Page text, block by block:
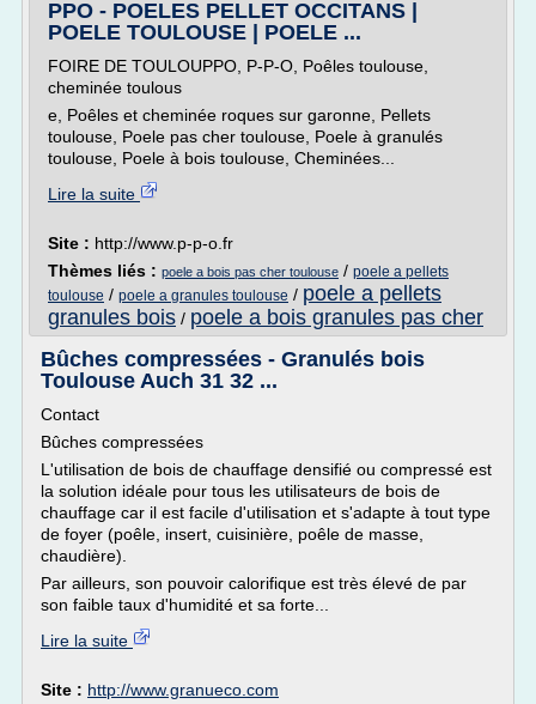
PPO - POELES PELLET OCCITANS |
POELE TOULOUSE | POELE ...
FOIRE DE TOULOUPPO, P-P-O, Poêles toulouse,
cheminée toulous
e, Poêles et cheminée roques sur garonne, Pellets
toulouse, Poele pas cher toulouse, Poele à granulés
toulouse, Poele à bois toulouse, Cheminées...
Lire la suite
Site : http://www.p-p-o.fr
Thèmes liés : poele a bois pas cher toulouse / poele a pellets
toulouse / poele a granules toulouse / poele a pellets
granules bois / poele a bois granules pas cher
Bûches compressées - Granulés bois
Toulouse Auch 31 32 ...
Contact
Bûches compressées
L'utilisation de bois de chauffage densifié ou compressé est
la solution idéale pour tous les utilisateurs de bois de
chauffage car il est facile d'utilisation et s'adapte à tout type
de foyer (poêle, insert, cuisinière, poêle de masse,
chaudière).
Par ailleurs, son pouvoir calorifique est très élevé de par
son faible taux d'humidité et sa forte...
Lire la suite
Site : http://www.granueco.com